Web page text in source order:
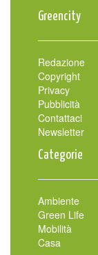
Greencity
Redazione
Copyright
Privacy
Pubblicità
Contattaci
Newsletter
Categorie
Ambiente
Green Life
Mobilità
Casa